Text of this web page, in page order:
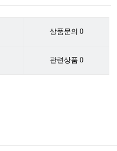
상품문의 0
관련상품 0